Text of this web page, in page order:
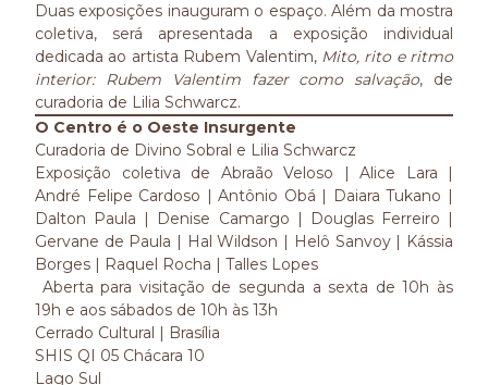
Duas exposições inauguram o espaço. Além da mostra
coletiva, será apresentada a exposição individual
dedicada ao artista Rubem Valentim, Mito, rito e ritmo
interior: Rubem Valentim fazer como salvação, de
curadoria de Lilia Schwarcz.
O Centro é o Oeste Insurgente
Curadoria de Divino Sobral e Lilia Schwarcz
Exposição coletiva de Abraão Veloso | Alice Lara |
André Felipe Cardoso | Antônio Obá | Daiara Tukano |
Dalton Paula | Denise Camargo | Douglas Ferreiro |
Gervane de Paula | Hal Wildson | Helô Sanvoy | Kássia
Borges | Raquel Rocha | Talles Lopes
Aberta para visitação de segunda a sexta de 10h às
19h e aos sábados de 10h às 13h
Cerrado Cultural | Brasília
SHIS QI 05 Chácara 10
Lago Sul